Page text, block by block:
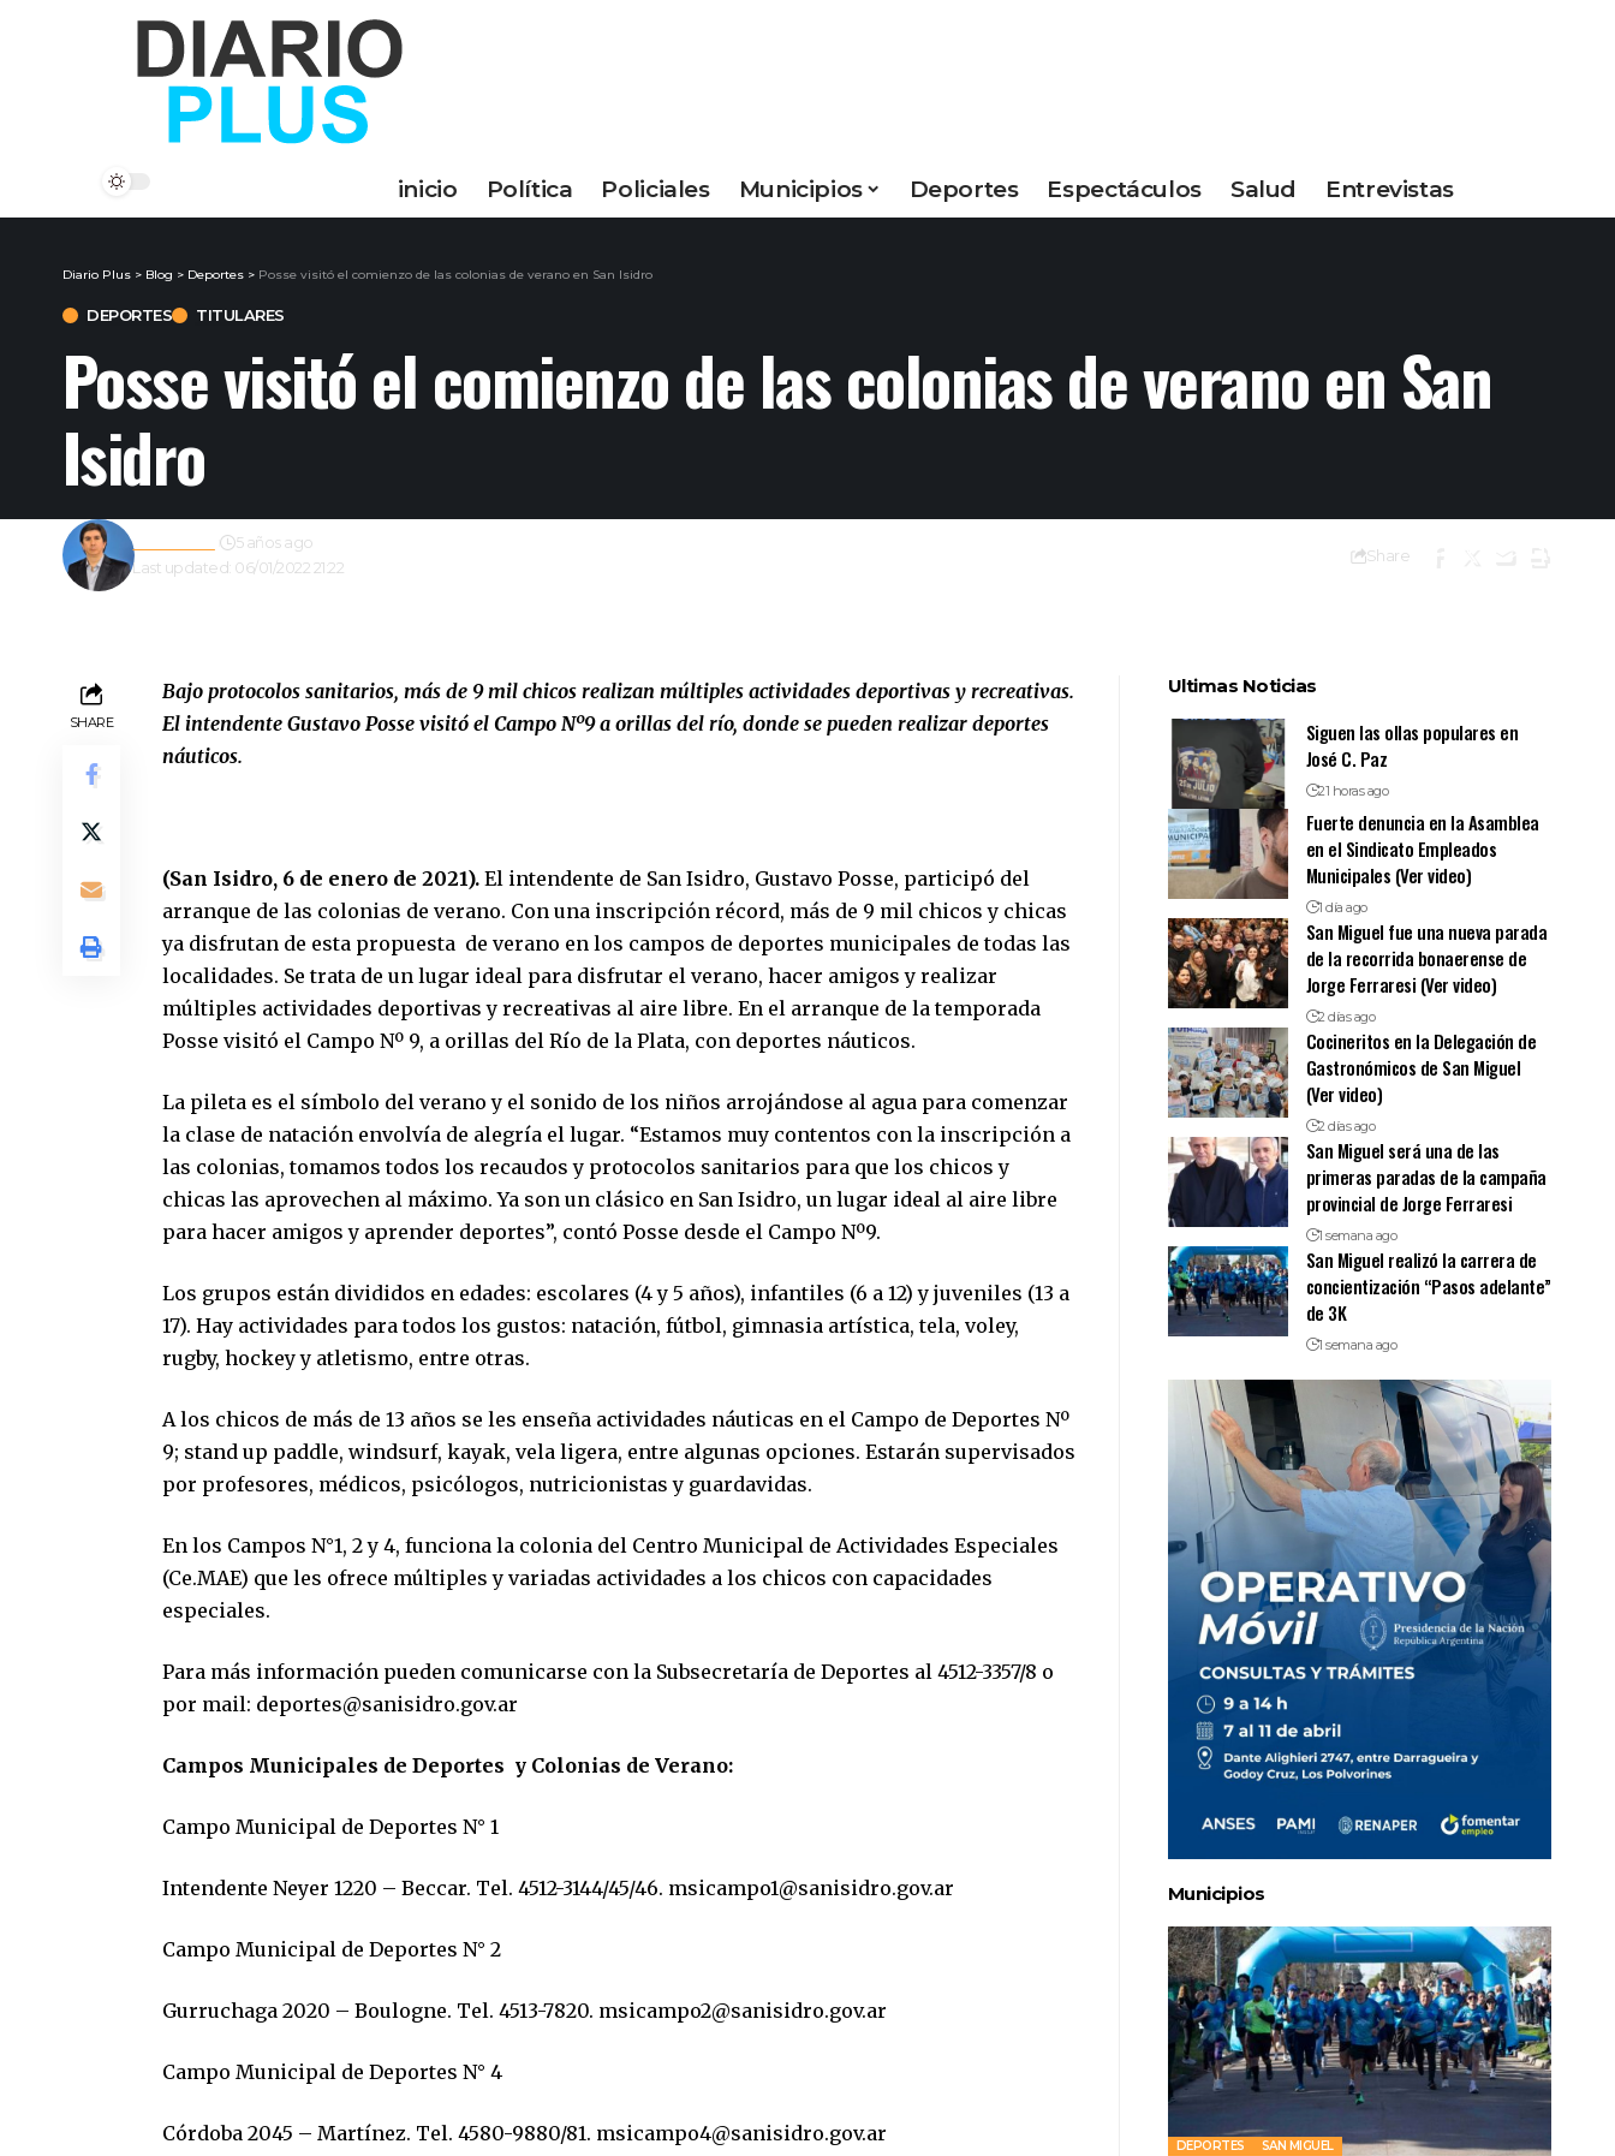
inicio Política Policiales Municipios Deportes Espectáculos Salud Entrevistas
Diario Plus > Blog > Deportes > Posse visitó el comienzo de las colonias de verano en San Isidro
DEPORTES TITULARES
Posse visitó el comienzo de las colonias de verano en San
Isidro
Last updated: 06/01/2022 21:22
Redacción 5 años ago
Share
SHARE
Bajo protocolos sanitarios, más de 9 mil chicos realizan múltiples actividades deportivas y recreativas.
El intendente Gustavo Posse visitó el Campo Nº9 a orillas del río, donde se pueden realizar deportes
náuticos.
(San Isidro, 6 de enero de 2021).El intendente de San Isidro, Gustavo Posse, participó del
arranque de las colonias de verano. Con una inscripción récord, más de 9 mil chicos y chicas
ya disfrutan de esta propuesta de verano en los campos de deportes municipales de todas las
localidades. Se trata de un lugar ideal para disfrutar el verano, hacer amigos y realizar
múltiples actividades deportivas y recreativas al aire libre. En el arranque de la temporada
Posse visitó el Campo Nº 9, a orillas del Río de la Plata, con deportes náuticos.
La pileta es el símbolo del verano y el sonido de los niños arrojándose al agua para comenzar
la clase de natación envolvía de alegría el lugar. “Estamos muy contentos con la inscripción a
las colonias, tomamos todos los recaudos y protocolos sanitarios para que los chicos y
chicas las aprovechen al máximo. Ya son un clásico en San Isidro, un lugar ideal al aire libre
para hacer amigos y aprender deportes”, contó Posse desde el Campo Nº9.
Los grupos están divididos en edades: escolares (4 y 5 años), infantiles (6 a 12) y juveniles (13 a
17). Hay actividades para todos los gustos: natación, fútbol, gimnasia artística, tela, voley,
rugby, hockey y atletismo, entre otras.
A los chicos de más de 13 años se les enseña actividades náuticas en el Campo de Deportes Nº
9; stand up paddle, windsurf, kayak, vela ligera, entre algunas opciones. Estarán supervisados
por profesores, médicos, psicólogos, nutricionistas y guardavidas.
En los Campos N°1, 2 y 4, funciona la colonia del Centro Municipal de Actividades Especiales
(Ce.MAE) que les ofrece múltiples y variadas actividades a los chicos con capacidades
especiales.
Para más información pueden comunicarse con la Subsecretaría de Deportes al 4512-3357/8 o
por mail: deportes@sanisidro.gov.ar
Campos Municipales de Deportes y Colonias de Verano:
Campo Municipal de Deportes N° 1
Intendente Neyer 1220 – Beccar. Tel. 4512-3144/45/46. msicampo1@sanisidro.gov.ar
Campo Municipal de Deportes N° 2
Gurruchaga 2020 – Boulogne. Tel. 4513-7820. msicampo2@sanisidro.gov.ar
Campo Municipal de Deportes N° 4
Córdoba 2045 – Martínez. Tel. 4580-9880/81. msicampo4@sanisidro.gov.ar
Ultimas Noticias
Siguen las ollas populares en
José C. Paz
21 horas ago
Fuerte denuncia en la Asamblea
en el Sindicato Empleados
Municipales (Ver video)
1 día ago
San Miguel fue una nueva parada
de la recorrida bonaerense de
Jorge Ferraresi (Ver video)
2 días ago
Cocineritos en la Delegación de
Gastronómicos de San Miguel
(Ver video)
2 días ago
San Miguel será una de las
primeras paradas de la campaña
provincial de Jorge Ferraresi
1 semana ago
San Miguel realizó la carrera de
concientización “Pasos adelante”
de 3K
1 semana ago
Municipios
DEPORTES SAN MIGUEL